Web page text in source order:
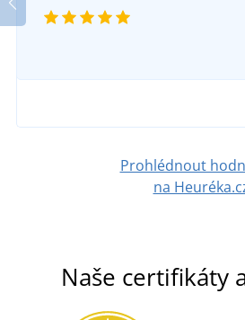
Prohlédnout
na
Naše certifikáty